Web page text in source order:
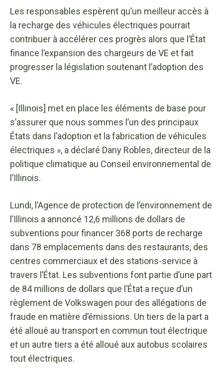
Les responsables espèrent qu’un meilleur accès à
la recharge des véhicules électriques pourrait
contribuer à accélérer ces progrès alors que l’État
finance l’expansion des chargeurs de VE et fait
progresser la législation soutenant l’adoption des
VE.
« [Illinois] met en place les éléments de base pour
s’assurer que nous sommes l’un des principaux
États dans l’adoption et la fabrication de véhicules
électriques », a déclaré Dany Robles, directeur de la
politique climatique au Conseil environnemental de
l’Illinois.
Lundi, l’Agence de protection de l’environnement de
l’Illinois a annoncé 12,6 millions de dollars de
subventions pour financer 368 ports de recharge
dans 78 emplacements dans des restaurants, des
centres commerciaux et des stations-service à
travers l’État. Les subventions font partie d’une part
de 84 millions de dollars que l’État a reçue d’un
règlement de Volkswagen pour des allégations de
fraude en matière d’émissions. Un tiers de la part a
été alloué au transport en commun tout électrique
et un autre tiers a été alloué aux autobus scolaires
tout électriques.